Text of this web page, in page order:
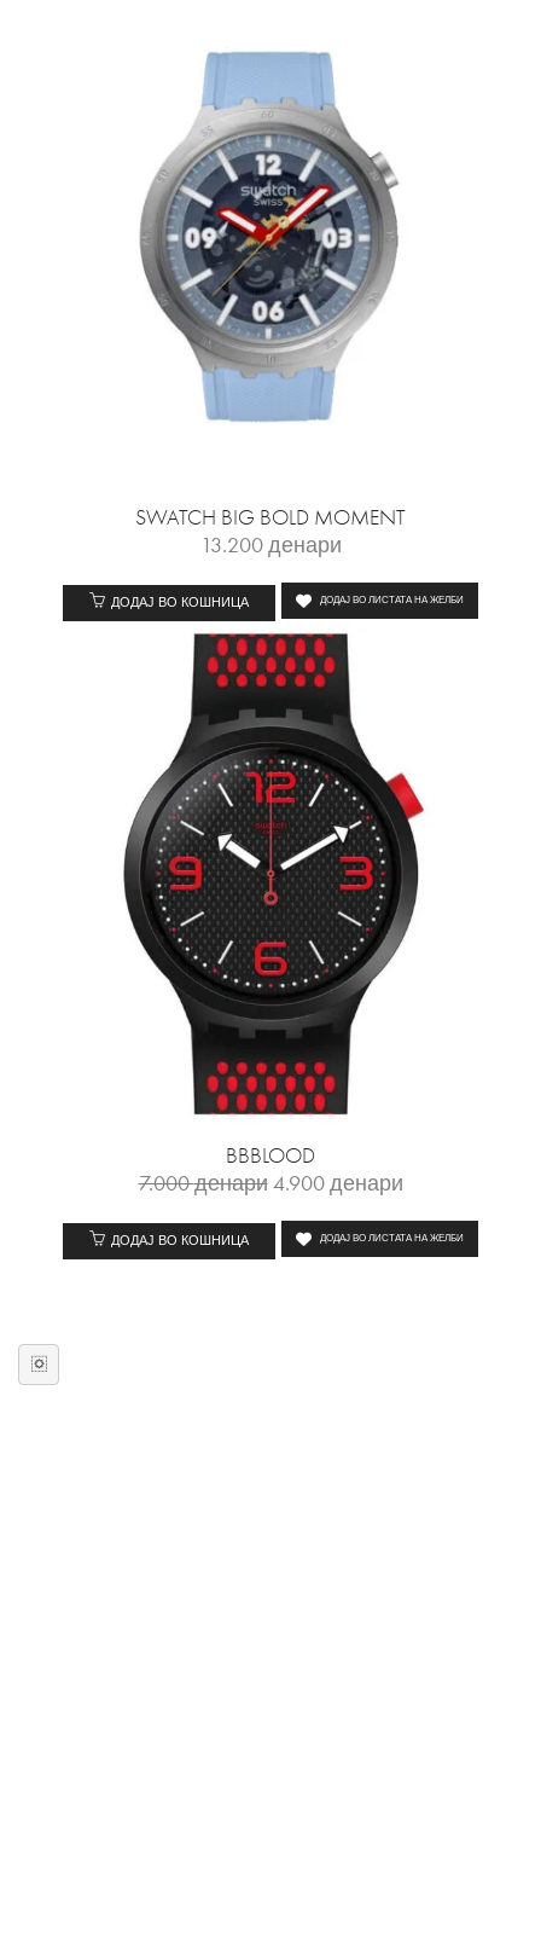
SWATCH BIG BOLD MOMENT
13.200денари
ДОДАЈ ВО КОШНИЦА ДОДАЈ ВО ЛИСТАТА НА ЖЕЛБИ
BBBLOOD
7.000денари 4.900денари
ДОДАЈ ВО КОШНИЦА ДОДАЈ ВО ЛИСТАТА НА ЖЕЛБИ